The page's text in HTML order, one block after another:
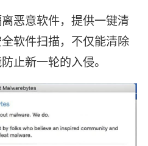
恶意软件，提供一键清
软件扫描，不仅能清除
止新一轮的入侵。